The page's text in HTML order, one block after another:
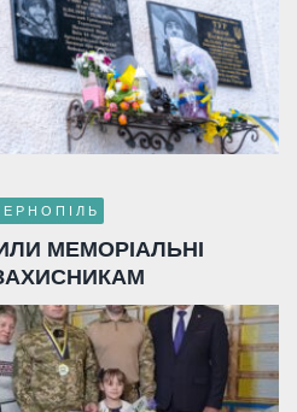
МЕМОРІАЛЬНІ